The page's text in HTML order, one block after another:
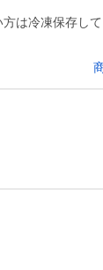
は冷凍保存し